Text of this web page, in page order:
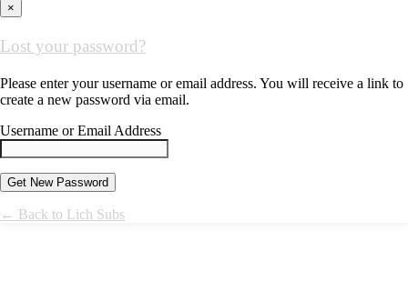
×
Lost your password?
Please enter your username or email address. You will receive a link to
create a new password via email.
Username or Email Address
← Back to Lich Subs